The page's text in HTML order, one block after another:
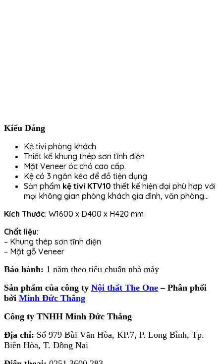
Kiểu Dáng
Kệ tivi phòng khách
Thiết kế khung thép sơn tĩnh điện
Mặt Veneer óc chó cao cấp.
Kệ có 3 ngăn kéo để đồ tiện dụng
Sản phẩm kệ tivi KTV10 thiết kế hiện đại phù hợp với
mọi không gian phòng khách gia đình, văn phòng…
Kích Thước: W1600 x D400 x H420 mm
Chất liệu:
– Khung thép sơn tĩnh điện
– Mặt gỗ Veneer
Bảo hành: 1 năm theo tiêu chuẩn nhà máy
Sản phẩm của công ty Nội thất The One – Phân phối
bởi Minh Đức Thắng
Công ty TNHH Minh Đức Thắng
Địa chỉ: Số 979 Bùi Văn Hòa, KP.7, P. Long Bình, Tp.
Biên Hòa, T. Đồng Nai